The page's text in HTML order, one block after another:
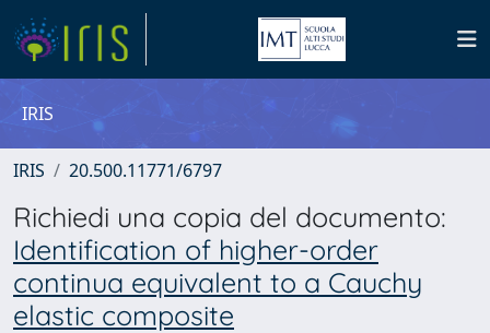
IRIS
IRIS 20.500.11771/6797
Richiedi una copia del documento:
Identification of higher-order
continua equivalent to a Cauchy
elastic composite